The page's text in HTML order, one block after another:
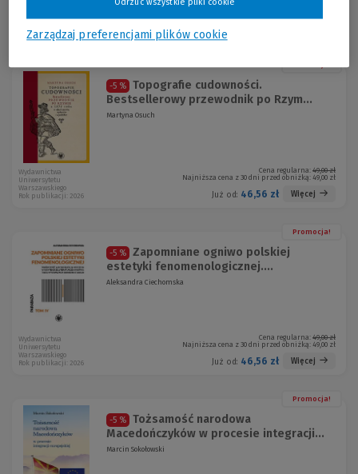
Już od:
Warszawskiego
Rok publikacji: 2026
-5 %
Topografie cudowności.
Bestsellerowy przewodnik po Rzym...
Martyna Osuch
Cena regularna: 49,00 zł
Najniższa cena z 30 dni przed obniżką: 49,00 zł
Już od: 46,56 zł Więcej
Wydawnictwa
Uniwersytetu
Warszawskiego
Rok publikacji: 2026
Promocja!
-5 %
Zapomniane ogniwo polskiej
estetyki fenomenologicznej....
Aleksandra Ciechomska
Cena regularna: 49,00 zł
Najniższa cena z 30 dni przed obniżką: 49,00 zł
Już od: 46,56 zł Więcej
Wydawnictwa
Uniwersytetu
Warszawskiego
Rok publikacji: 2026
Promocja!
-5 %
Tożsamość narodowa
Macedończyków w procesie integracji...
Marcin Sokołowski
Zarządzaj preferencjami plików cookie
Odrzuć wszystkie pliki cookie